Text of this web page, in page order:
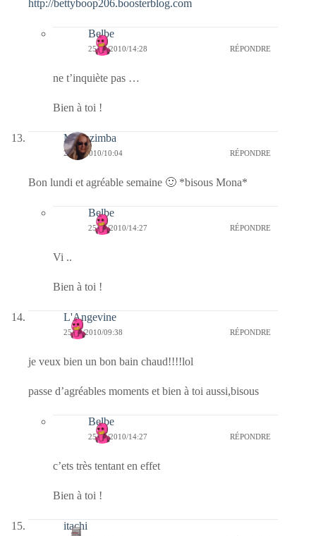
http://bettyboop206.boosterblog.com
Belbe
25/10/2010/14:28 RÉPONDRE
ne t’inquiète pas …
Bien à toi !
Monazimba
25/10/2010/10:04 RÉPONDRE
Bon lundi et agréable semaine 🙂 *bisous Mona*
Belbe
25/10/2010/14:27 RÉPONDRE
Vi ..
Bien à toi !
L'Angevine
25/10/2010/09:38 RÉPONDRE
je veux bien un bon bain chaud!!!!lol
passe d’agréables moments et bien à toi aussi,bisous
Belbe
25/10/2010/14:27 RÉPONDRE
c’ets très tentant en effet
Bien à toi !
itachi